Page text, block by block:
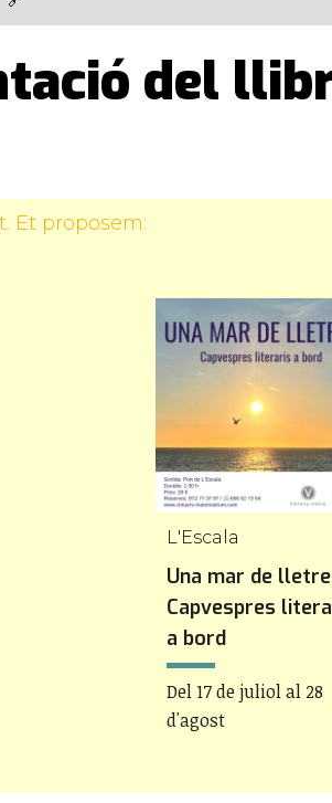
del
Et proposem:
L'Escala
Una mar de
Capvespres
a bord
Del 17 de juliol al 28
d'agost